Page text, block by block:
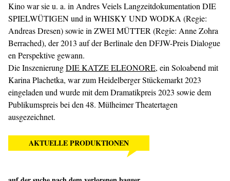
Kino war sie u. a. in Andres Veiels Langzeitdokumentation DIE
SPIELWÜTIGEN und in WHISKY UND WODKA (Regie:
Andreas Dresen) sowie in ZWEI MÜTTER (Regie: Anne Zohra
Berrached), der 2013 auf der Berlinale den DFJW-Preis Dialogue
en Perspektive gewann.
Die InszenierungDIE KATZE ELEONORE, ein Soloabend mit
Karina Plachetka, war zum Heidelberger Stückemarkt 2023
eingeladen und wurde mit dem Dramatikpreis 2023 sowie dem
Publikumspreis bei den 48. Mülheimer Theatertagen
ausgezeichnet.
AKTUELLE PRODUKTIONEN